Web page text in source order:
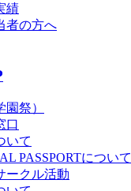
績
者の方へ
祭）
口
いて
PASSPORTについて
ークル活動